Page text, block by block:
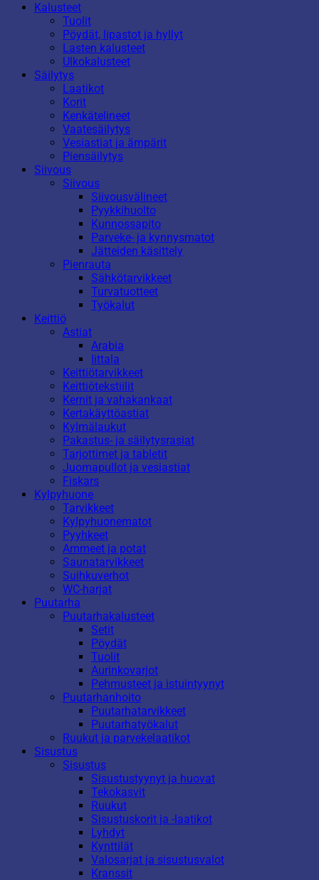
Kalusteet
Tuolit
Pöydät, lipastot ja hyllyt
Lasten kalusteet
Ulkokalusteet
Säilytys
Laatikot
Korit
Kenkätelineet
Vaatesäilytys
Vesiastiat ja ämpärit
Piensäilytys
Siivous
Siivous
Siivousvälineet
Pyykkihuolto
Kunnossapito
Parveke- ja kynnysmatot
Jätteiden käsittely
Pienrauta
Sähkötarvikkeet
Turvatuotteet
Työkalut
Keittiö
Astiat
Arabia
Iittala
Keittiötarvikkeet
Keittiötekstiilit
Kernit ja vahakankaat
Kertakäyttöastiat
Kylmälaukut
Pakastus- ja säilytysrasiat
Tarjottimet ja tabletit
Juomapullot ja vesiastiat
Fiskars
Kylpyhuone
Tarvikkeet
Kylpyhuonematot
Pyyhkeet
Ammeet ja potat
Saunatarvikkeet
Suihkuverhot
WC-harjat
Puutarha
Puutarhakalusteet
Setit
Pöydät
Tuolit
Aurinkovarjot
Pehmusteet ja istuintyynyt
Puutarhanhoito
Puutarhatarvikkeet
Puutarhatyökalut
Ruukut ja parvekelaatikot
Sisustus
Sisustus
Sisustustyynyt ja huovat
Tekokasvit
Ruukut
Sisustuskorit ja -laatikot
Lyhdyt
Kynttilät
Valosarjat ja sisustusvalot
Kranssit